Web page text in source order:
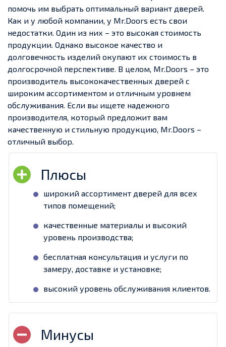
помочь им выбрать оптимальный вариант дверей.
Как и у любой компании, у Mr.Doors есть свои
недостатки. Один из них – это высокая стоимость
продукции. Однако высокое качество и
долговечность изделий окупают их стоимость в
долгосрочной перспективе. В целом, Mr.Doors – это
производитель высококачественных дверей с
широким ассортиментом и отличным уровнем
обслуживания. Если вы ищете надежного
производителя, который предложит вам
качественную и стильную продукцию, Mr.Doors –
отличный выбор.
широкий ассортимент дверей для всех
типов помещений;
качественные материалы и высокий
уровень производства;
бесплатная консультация и услуги по
замеру, доставке и установке;
высокий уровень обслуживания клиентов.